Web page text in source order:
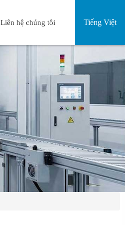
Tiếng Việt
Liên hệ chúng tôi